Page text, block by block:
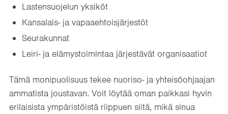
Lastensuojelun yksiköt
Kansalais- ja vapaaehtoisjärjestöt
Seurakunnat
Leiri- ja elämystoimintaa järjestävät organisaatiot
Tämä monipuolisuus tekee nuoriso- ja yhteisöohjaajan
ammatista joustavan. Voit löytää oman paikkasi hyvin
erilaisista ympäristöistä riippuen siitä, mikä sinua